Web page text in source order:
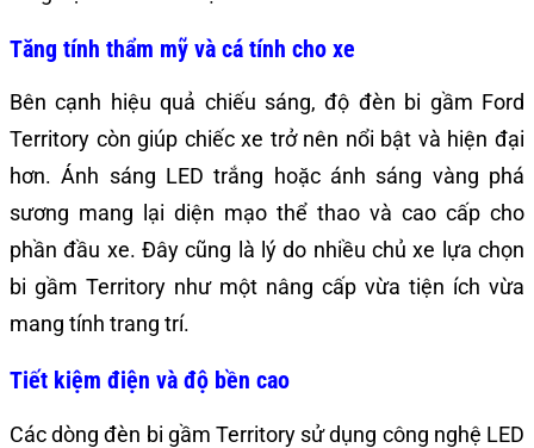
Tăng tính thẩm mỹ và cá tính cho xe
Bên cạnh hiệu quả chiếu sáng, độ đèn bi gầm Ford
Territory còn giúp chiếc xe trở nên nổi bật và hiện đại
hơn. Ánh sáng LED trắng hoặc ánh sáng vàng phá
sương mang lại diện mạo thể thao và cao cấp cho
phần đầu xe. Đây cũng là lý do nhiều chủ xe lựa chọn
bi gầm Territory như một nâng cấp vừa tiện ích vừa
mang tính trang trí.
Tiết kiệm điện và độ bền cao
Các dòng đèn bi gầm Territory sử dụng công nghệ LED